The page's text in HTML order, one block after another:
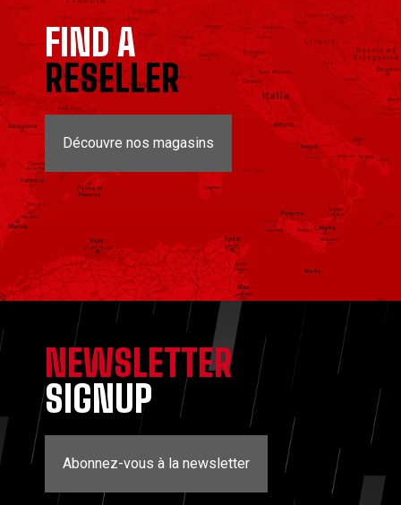
FIND A
RESELLER
Découvre nos magasins
NEWSLETTER
SIGNUP
Abonnez-vous à la newsletter